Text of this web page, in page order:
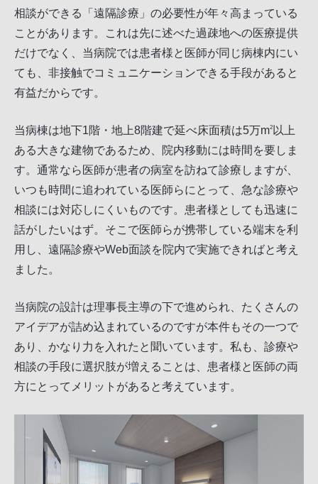
相談ができる「遠隔診療」の必要性が年々高まっている
ことがあります。これは先に述べた過疎地への医療提供
だけでなく、当病院では患者様と医師が同じ病棟内にい
ても、非接触でコミュニケーションできる手段があると
有益だからです。
当病棟は地下1階・地上8階建で延べ床面積は5万m2 以上
ある大きな建物であるため、院内移動には時間を要しま
す。通常なら医師が患者の病室を訪ねて診療しますが、
いつも時間に追われている医師らにとって、急な診療や
相談には対応しにくいものです。患者様としても迅速に
話がしたいはず。そこで医師らが携帯している端末を利
用し、遠隔診療やWeb面談を院内で実施できればと考え
ました。
当病院の設計は理事長主導の下で進められ、たくさんの
アイデアが詰め込まれているのですが本件もその一つで
あり、かなり力を入れたと聞いています。私も、診療や
相談の手段に選択肢が増えることは、患者様と医師の両
方にとってメリットがあると考えています。